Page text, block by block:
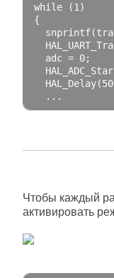
while (1 )
{
snprintf(
adc = 0;
HAL_Delay(
.. .
Чтобы каждый
активировать